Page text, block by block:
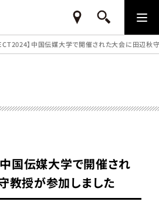
】中国伝媒大学で開催された大会に田辺秋
国伝媒大学で開催され
教授が参加しました